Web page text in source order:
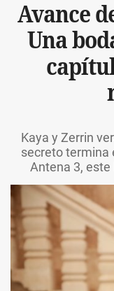
Avance
Una
Kaya y Zerrin
secreto termina
Antena 3, este